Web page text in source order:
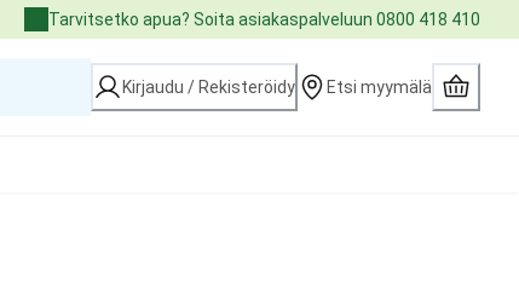
Tarvitsetko apua? Soita asiakaspalveluun 0800 418 410
Kirjaudu / Rekisteröidy Etsi myymälä